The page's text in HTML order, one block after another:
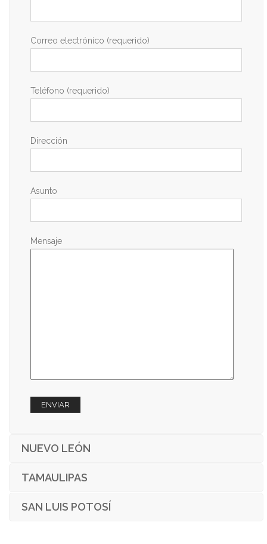
Correo electrónico (requerido)
Teléfono (requerido)
Dirección
Asunto
Mensaje
NUEVO LEÓN
TAMAULIPAS
SAN LUIS POTOSÍ